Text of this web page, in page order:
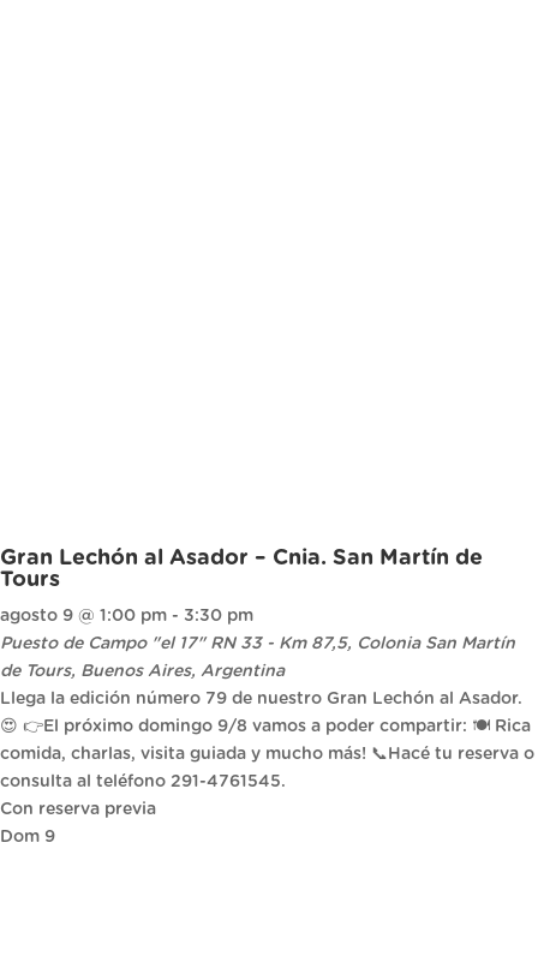
Gran Lechón al Asador – Cnia. San Martín de
Tours
agosto 9 @ 1:00 pm - 3:30 pm
Puesto de Campo "el 17" RN 33 - Km 87,5, Colonia San Martín
de Tours, Buenos Aires, Argentina
Llega la edición número 79 de nuestro Gran Lechón al Asador.
😍 👉El próximo domingo 9/8 vamos a poder compartir: 🍽 Rica
comida, charlas, visita guiada y mucho más! 📞Hacé tu reserva o
consulta al teléfono 291-4761545.
Con reserva previa
Dom 9